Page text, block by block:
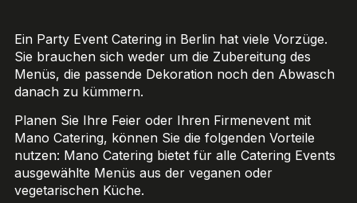
Ein Party Event Catering in Berlin hat viele Vorzüge.
Sie brauchen sich weder um die Zubereitung des
Menüs, die passende Dekoration noch den Abwasch
danach zu kümmern.
Planen Sie Ihre Feier oder Ihren Firmenevent mit
Mano Catering, können Sie die folgenden Vorteile
nutzen: Mano Catering bietet für alle Catering Events
ausgewählte Menüs aus der veganen oder
vegetarischen Küche.